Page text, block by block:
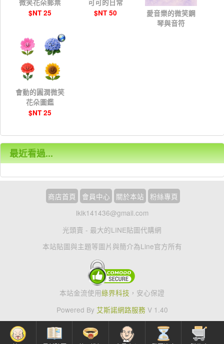
微笑花朵郵票
$NT 25
可可的日常
$NT 50
愛音樂的微笑鋼
琴與音符
會動的圓潤微笑
花朵圖鑑
$NT 25
最近看過...
商店首頁 會員中心 關於本站
粉絲專頁
lklk141436@gmail.com
光頭賣 - 最大的LINE貼圖代購網
本站貼圖與主題等圖片與簡介為Line官方所有
本站金流使用綠界科技 ，安心保證
Powered By 艾斯諾網路服務 V 1.40